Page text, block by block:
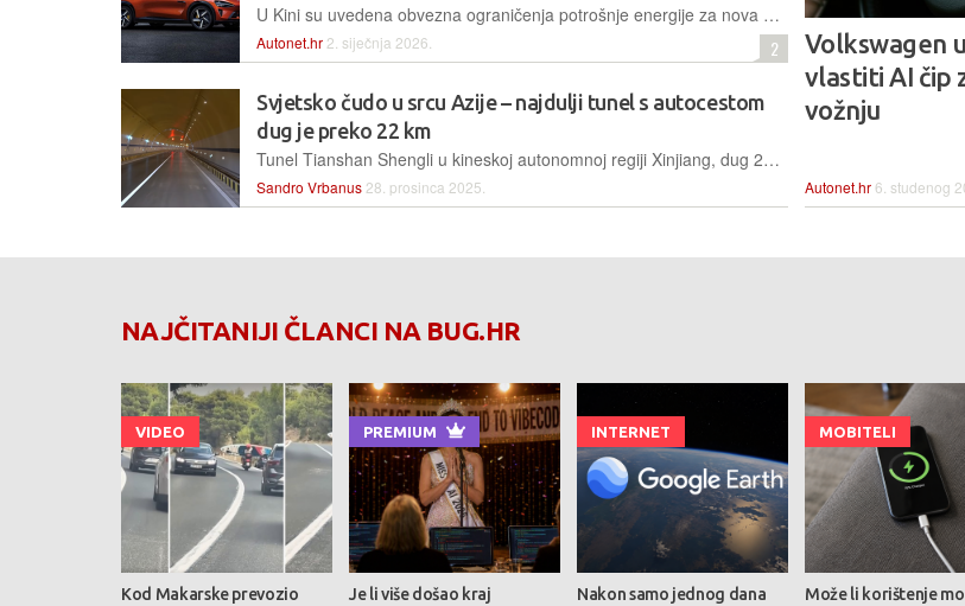
U Kini su uvedena obvezna ograničenja potrošnje energije za nova električna vozila postavljanjem novih normi energetske efikasnosti, koje su na snazi od početka ove godine
Autonet.hr 2. siječnja 2026. 2
Svjetsko čudo u srcu Azije – najdulji tunel s autocestom
dug je preko 22 km
Tunel Tianshan Shengli u kineskoj autonomnoj regiji Xinjiang, dug 22,13 kilometara, drži rekord kao najdulji tunel za autoceste na svijetu. Službeno je otvoren za promet krajem prosinca
Sandro Vrbanus 28. prosinca 2025.
Volkswagen
vlastiti AI čip
vožnju
Autonet.hr 6. studenog
NAJČITANIJI ČLANCI NA BUG.HR
VIDEO
Kod Makarske prevozio
PREMIUM
Je li više došao kraj
INTERNET
Nakon samo jednog dana
MOBITELI
Može li korištenje